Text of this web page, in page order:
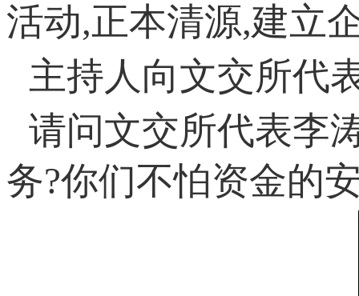
活动,正本清源,建立
主持人向文交所代
请问文交所代表李
务?你们不怕资金的